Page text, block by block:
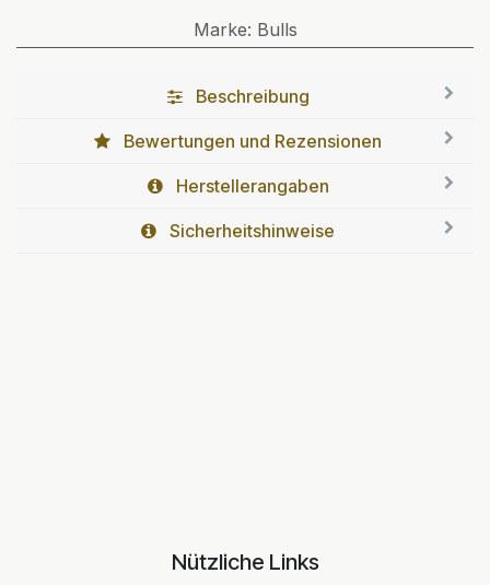
Marke: Bulls
Beschreibung
Bewertungen und Rezensionen
Herstellerangaben
Sicherheitshinweise
Nützliche Links